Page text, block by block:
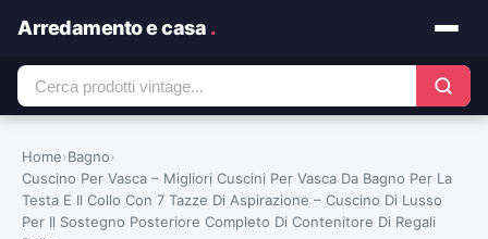
Arredamento e casa .
Home›Bagno›
Cuscino Per Vasca – Migliori Cuscini Per Vasca Da Bagno Per La
Testa E Il Collo Con 7 Tazze Di Aspirazione – Cuscino Di Lusso
Per Il Sostegno Posteriore Completo Di Contenitore Di Regali